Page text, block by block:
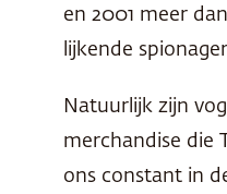
en 2001 meer
lijkende
Natuurlijk zijn
merchandise die
ons constant in